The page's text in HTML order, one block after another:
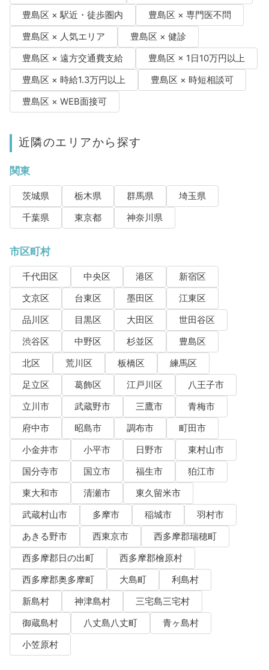
豊島区 × 駅近・徒歩圏内
豊島区 × 専門医不問
豊島区 × 人気エリア
豊島区 × 健診
豊島区 × 遠方交通費支給
豊島区 × 1日10万円以上
豊島区 × 時給1.3万円以上
豊島区 × 時短相談可
豊島区 × WEB面接可
近隣のエリアから探す
関東
茨城県 栃木県 群馬県
埼玉県
千葉県
東京都 神奈川県
市区町村
千代田区 中央区 港区
新宿区
文京区
台東区 墨田区
江東区
品川区
目黒区 大田区
世田谷区
渋谷区
中野区 杉並区
豊島区
北区
荒川区 板橋区
練馬区
足立区
葛飾区 江戸川区
八王子市
立川市
武蔵野市 三鷹市
青梅市
府中市
昭島市 調布市
町田市
小金井市
小平市 日野市
東村山市
国分寺市
国立市 福生市
狛江市
東大和市
清瀬市
東久留米市
武蔵村山市
多摩市 稲城市
羽村市
あきる野市
西東京市
西多摩郡瑞穂町
西多摩郡日の出町
西多摩郡檜原村
西多摩郡奥多摩町
大島町
利島村
新島村
神津島村
三宅島三宅村
御蔵島村
八丈島八丈町
青ヶ島村
小笠原村